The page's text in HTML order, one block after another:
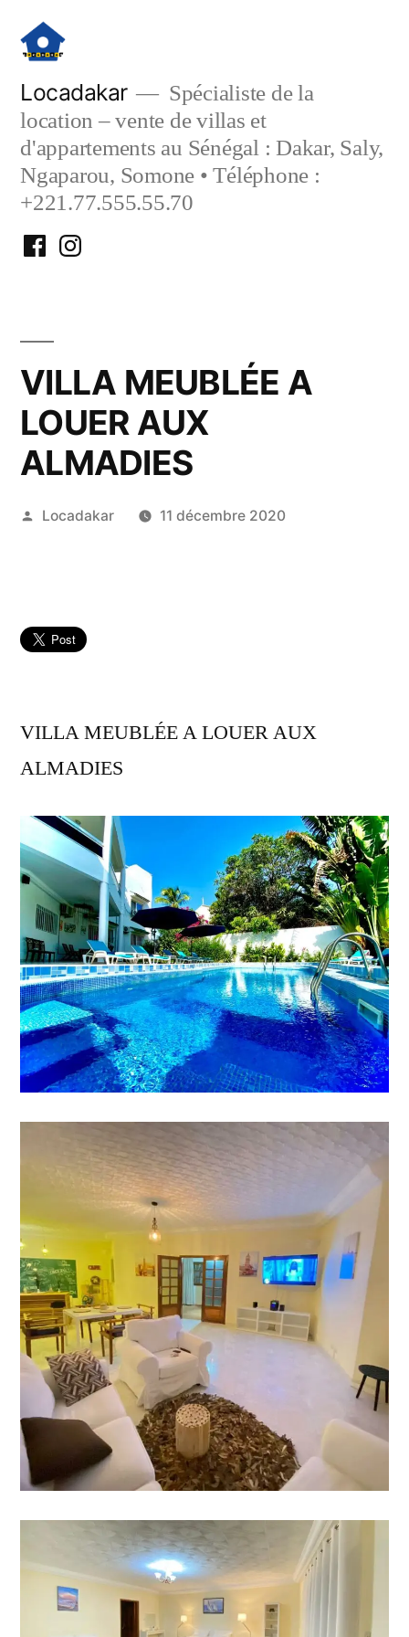
contenu
Locadakar
Spécialiste de la
location – vente de villas et
d'appartements au Sénégal : Dakar, Saly,
Ngaparou, Somone • Téléphone :
+221.77.555.55.70
FacebookInstagram
VILLA MEUBLÉE A
LOUER AUX
ALMADIES
Publié
Locadakar 11 décembre 2020
VILLA MEUBLÉE A LOUER AUX
ALMADIES